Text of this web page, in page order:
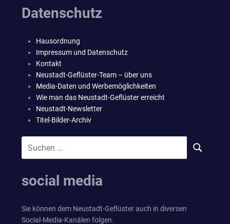
Datenschutz
Hausordnung
Impressum und Datenschutz
Kontakt
Neustadt-Geflüster-Team – über uns
Media-Daten und Werbemöglichkeiten
Wie man das Neustadt-Geflüster erreicht
Neustadt-Newsletter
Titel-Bilder-Archiv
nach:
SUCHEN
social media
Sie können dem Neustadt-Geflüster auch in diversen
Social-Media-Kanälen folgen.